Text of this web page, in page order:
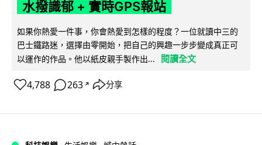
水撥識郁 + 實時GPS報站
如果你熱愛一件事，你會熱愛到怎樣的程度？一位就讀中三的
巴士鐵路迷，選擇由零開始，把自己的興趣一步步變成真正可
以運作的作品。他以紙皮親手製作出...
閱讀全文
4,788 263 ↗ 分享